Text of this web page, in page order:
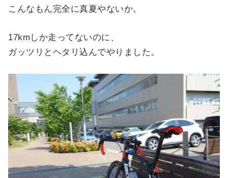
こんなもん完全に真夏やないか。
17kmしか走ってないのに、
ガッツリとヘタリ込んでやりました。